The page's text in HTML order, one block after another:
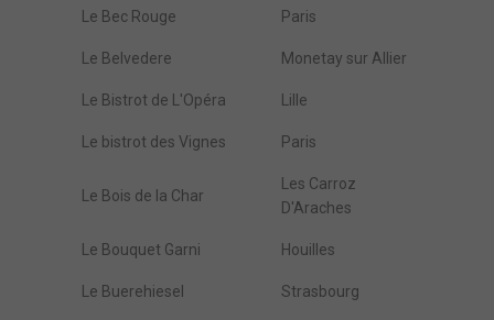
Le Bec Rouge Paris
Le Belvedere Monetay sur Allier
Le Bistrot de L'Opéra Lille
Le bistrot des Vignes Paris
Le Bois de la Char
Les Carroz
D'Araches
Le Bouquet Garni Houilles
Le Buerehiesel Strasbourg